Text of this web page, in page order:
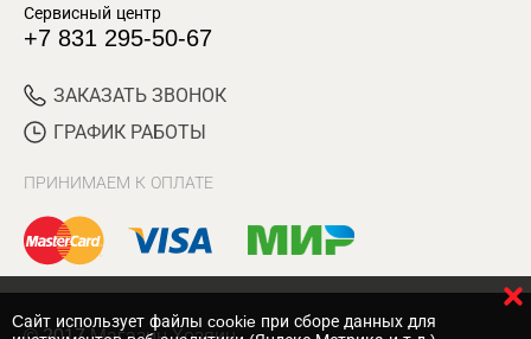
Сервисный центр
+7 831 295-50-67
ЗАКАЗАТЬ ЗВОНОК
ГРАФИК РАБОТЫ
ПРИНИМАЕМ К ОПЛАТЕ
Cайт использует файлы cookie при сборе данных для